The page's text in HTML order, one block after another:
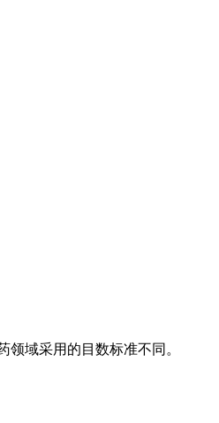
域采用的目数标准不同。